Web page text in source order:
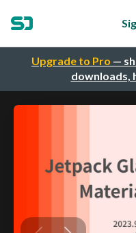
Upgrade to Pro —
downloads,